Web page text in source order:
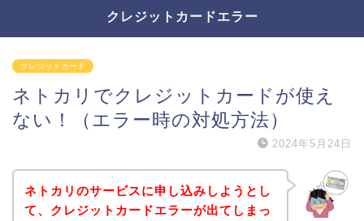
クレジットカードエラー
クレジットカード
ネトカリでクレジットカードが使え
ない！（エラー時の対処方法）
2024年5月24日
ネトカリのサービスに申し込みしようとし
て、クレジットカードエラーが出てしまっ